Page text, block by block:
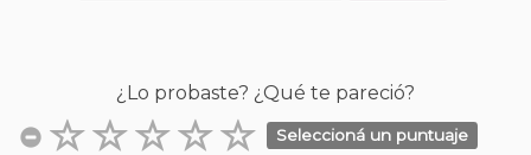
¿Lo probaste? ¿Qué te pareció?
Seleccioná un puntuaje